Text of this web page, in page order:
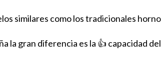
similares como los tradicionales
la gran diferencia es la 👍 capacidad